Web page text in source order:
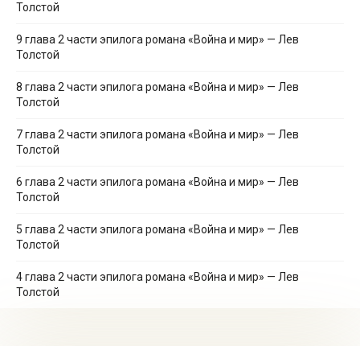
Толстой
9 глава 2 части эпилога романа «Война и мир» — Лев
Толстой
8 глава 2 части эпилога романа «Война и мир» — Лев
Толстой
7 глава 2 части эпилога романа «Война и мир» — Лев
Толстой
6 глава 2 части эпилога романа «Война и мир» — Лев
Толстой
5 глава 2 части эпилога романа «Война и мир» — Лев
Толстой
4 глава 2 части эпилога романа «Война и мир» — Лев
Толстой